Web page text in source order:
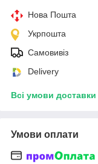
Нова Пошта
Укрпошта
Самовивіз
Delivery
Всі умови доставки
Умови оплати